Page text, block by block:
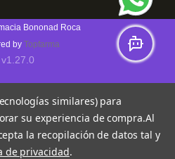
Bononad Roca
by Topfarma
v1.27.0
similares) para
su experiencia de compra.Al
la recopilación de datos tal y
de privacidad.